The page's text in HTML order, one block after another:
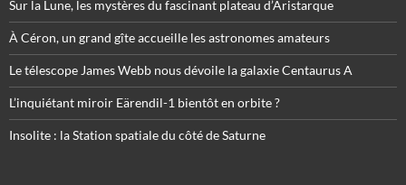
Sur la Lune, les mystères du fascinant plateau d’Aristarque
À Céron, un grand gîte accueille les astronomes amateurs
Le télescope James Webb nous dévoile la galaxie Centaurus A
L’inquiétant miroir Eärendil-1 bientôt en orbite ?
Insolite : la Station spatiale du côté de Saturne